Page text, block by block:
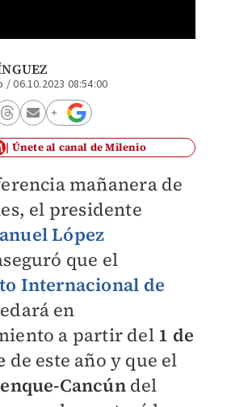
/06.10.2023 08:54:00
Únete al canal de Milenio
mañanera de
el presidente
López
que el
Internacional de
en
a partir del1 de
de este año y que el
Cancúndel